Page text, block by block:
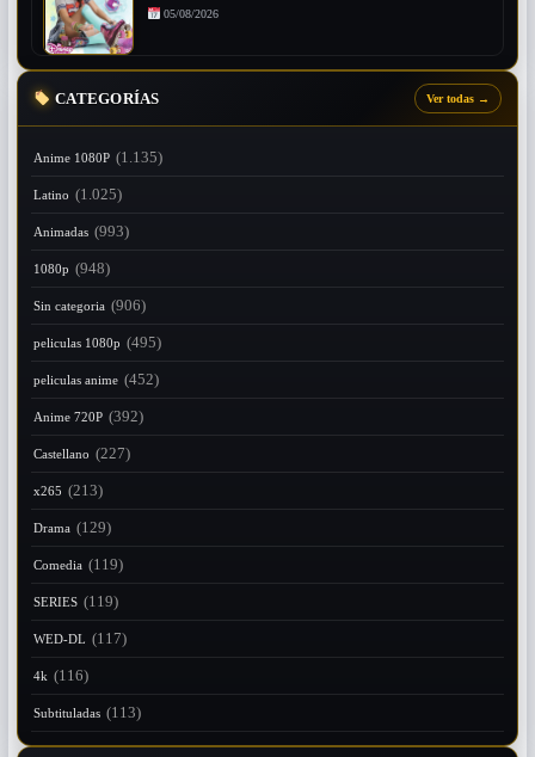
05/08/2026
CATEGORÍAS Ver todas →
Anime 1080P (1.135)
Latino (1.025)
Animadas (993)
1080p (948)
Sin categoria (906)
peliculas 1080p (495)
peliculas anime (452)
Anime 720P (392)
Castellano (227)
x265 (213)
Drama (129)
Comedia (119)
SERIES (119)
WED-DL (117)
4k (116)
Subtituladas (113)